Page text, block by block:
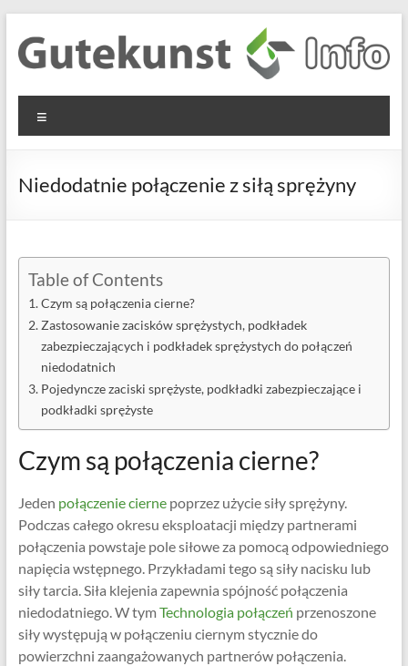
content
Gutekunst
Formfedern
GmbH
Informationen
Flachmaterial
Niedodatnie połączenie z siłą sprężyny
Table of Contents
Czym są połączenia cierne?
Zastosowanie zacisków sprężystych, podkładek
zabezpieczających i podkładek sprężystych do połączeń
niedodatnich
Pojedyncze zaciski sprężyste, podkładki zabezpieczające i
podkładki sprężyste
Czym są połączenia cierne?
Jeden połączenie ciernepoprzez użycie siły sprężyny.
Podczas całego okresu eksploatacji między partnerami
połączenia powstaje pole siłowe za pomocą odpowiedniego
napięcia wstępnego. Przykładami tego są siły nacisku lub
siły tarcia. Siła klejenia zapewnia spójność połączenia
niedodatniego. W tymTechnologia połączeń przenoszone
siły występują w połączeniu ciernym stycznie do
powierzchni zaangażowanych partnerów połączenia.